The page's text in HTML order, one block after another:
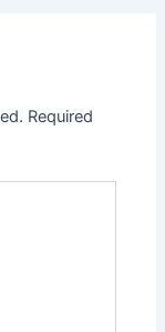
Required